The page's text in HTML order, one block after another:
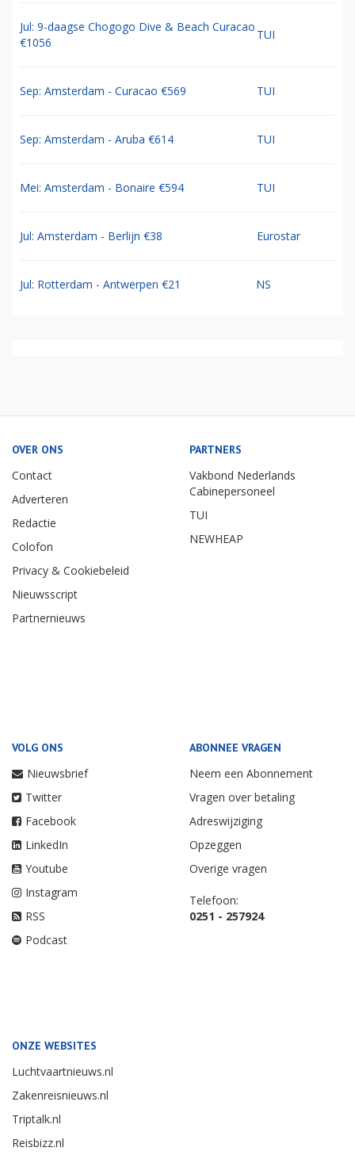
Jul: 9-daagse Chogogo Dive & Beach Curacao
€1056
TUI
Sep: Amsterdam - Curacao €569 TUI
Sep: Amsterdam - Aruba €614 TUI
Mei: Amsterdam - Bonaire €594 TUI
Jul: Amsterdam - Berlijn €38 Eurostar
Jul: Rotterdam - Antwerpen €21 NS
OVER ONS
Contact
Adverteren
Redactie
Colofon
Privacy & Cookiebeleid
Nieuwsscript
Partnernieuws
PARTNERS
Vakbond Nederlands
Cabinepersoneel
TUI
NEWHEAP
VOLG ONS
Nieuwsbrief
Twitter
Facebook
LinkedIn
Youtube
Instagram
RSS
Podcast
ABONNEE VRAGEN
Neem een Abonnement
Vragen over betaling
Adreswijziging
Opzeggen
Overige vragen
Telefoon:
0251 - 257924
ONZE WEBSITES
Luchtvaartnieuws.nl
Zakenreisnieuws.nl
Triptalk.nl
Reisbizz.nl